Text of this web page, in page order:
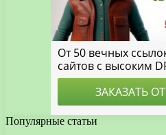
Популярные статьи